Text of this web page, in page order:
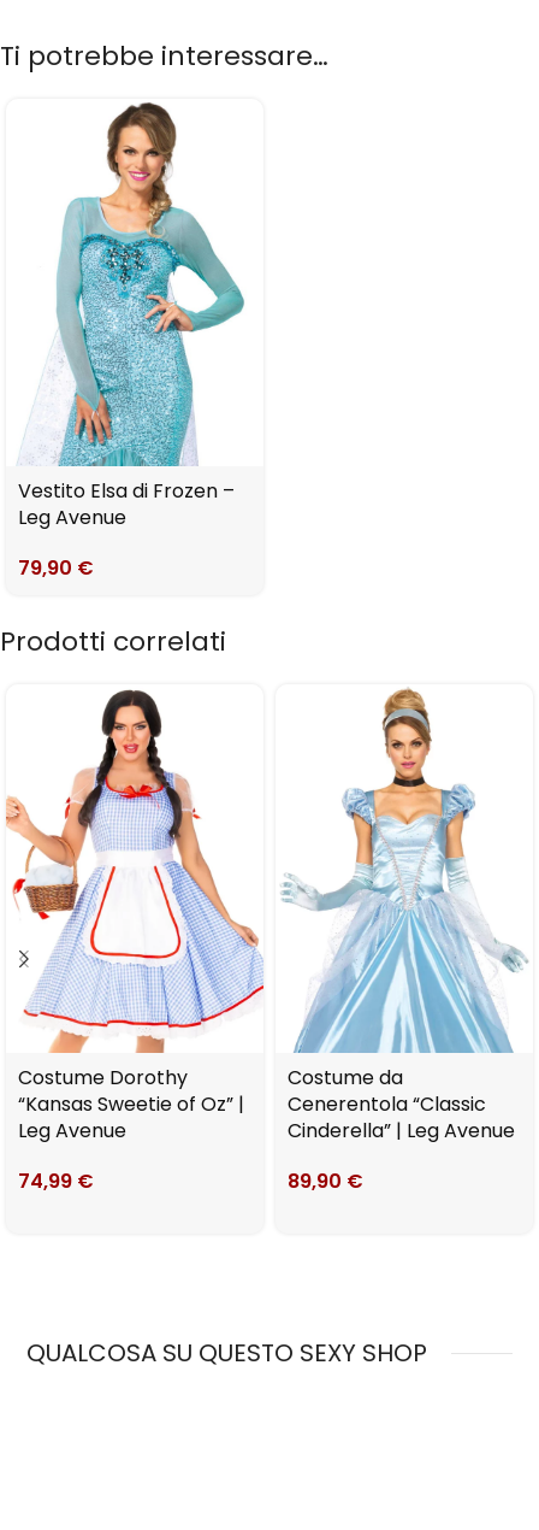
Ti potrebbe interessare…
Vestito Elsa di Frozen –
Leg Avenue
79,90 €
Prodotti correlati
Costume Dorothy
“Kansas Sweetie of Oz” |
Leg Avenue
74,99 €
Costume da
Cenerentola “Classic
Cinderella” | Leg Avenue
89,90 €
QUALCOSA SU QUESTO SEXY SHOP